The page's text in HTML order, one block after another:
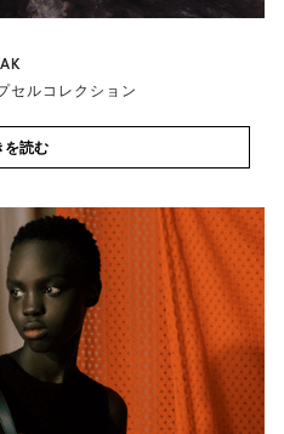
セルコレクション
を読む